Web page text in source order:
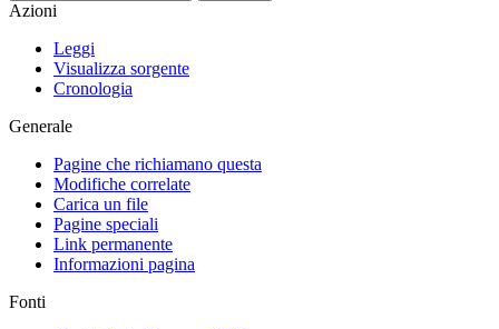
Azioni
Leggi
Visualizza sorgente
Cronologia
Generale
Pagine che richiamano questa
Modifiche correlate
Carica un file
Pagine speciali
Link permanente
Informazioni pagina
Fonti